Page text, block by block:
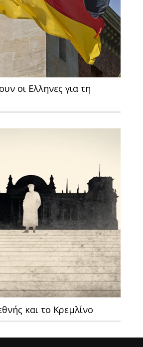
οι Ελληνες για τη
και το Κρεμλίνο